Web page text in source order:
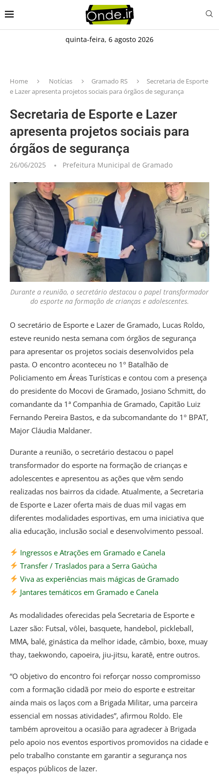
quinta-feira, 6 agosto 2026
Home Notícias Gramado RS
Secretaria de Esporte
e Lazer apresenta projetos sociais para órgãos de segurança
Secretaria de Esporte e Lazer
apresenta projetos sociais para
órgãos de segurança
26/06/2025 Prefeitura Municipal de Gramado
Durante a reunião, o secretário destacou o papel transformador
do esporte na formação de crianças e adolescentes.
O secretário de Esporte e Lazer de Gramado, Lucas Roldo,
esteve reunido nesta semana com órgãos de segurança
para apresentar os projetos sociais desenvolvidos pela
pasta. O encontro aconteceu no 1º Batalhão de
Policiamento em Áreas Turísticas e contou com a presença
do presidente do Mocovi de Gramado, Josiano Schmitt, do
comandante da 1ª Companhia de Gramado, Capitão Luiz
Fernando Pereira Bastos, e da subcomandante do 1º BPAT,
Major Cláudia Maldaner.
Durante a reunião, o secretário destacou o papel
transformador do esporte na formação de crianças e
adolescentes e apresentou as ações que vêm sendo
realizadas nos bairros da cidade. Atualmente, a Secretaria
de Esporte e Lazer oferta mais de duas mil vagas em
diferentes modalidades esportivas, em uma iniciativa que
alia educação, inclusão social e desenvolvimento pessoal.
Ingressos e Atrações em Gramado e Canela
Transfer / Traslados para a Serra Gaúcha
Viva as experiências mais mágicas de Gramado
Jantares temáticos em Gramado e Canela
As modalidades oferecidas pela Secretaria de Esporte e
Lazer são: Futsal, vôlei, basquete, handebol, pickleball,
MMA, balé, ginástica da melhor idade, câmbio, boxe, muay
thay, taekwondo, capoeira, jiu-jitsu, karatê, entre outros.
“O objetivo do encontro foi reforçar nosso compromisso
com a formação cidadã por meio do esporte e estreitar
ainda mais os laços com a Brigada Militar, uma parceira
essencial em nossas atividades”, afirmou Roldo. Ele
também aproveitou a ocasião para agradecer à Brigada
pelo apoio nos eventos esportivos promovidos na cidade e
pelo trabalho constante em garantir a segurança nos
espaços públicos de lazer.